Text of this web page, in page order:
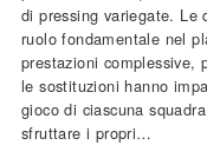
di pressing variegate. Le
ruolo fondamentale nel
prestazioni complessive,
le sostituzioni hanno
gioco di ciascuna
sfruttare i propri…